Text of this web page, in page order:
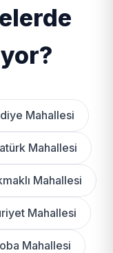
Mahallesi
Mahallesi
Mahallesi
Mahallesi
Mahallesi